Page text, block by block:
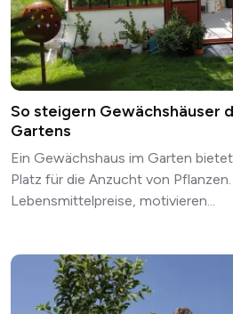
So steigern Gewächshäuser
Gartens
Ein Gewächshaus im Garten
Platz für die Anzucht von
Lebensmittelpreise, motivieren...